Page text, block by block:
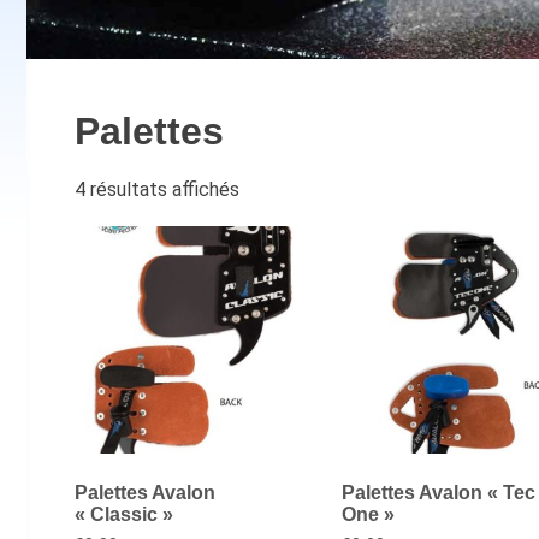
Palettes
4 résultats affichés
Palettes Avalon
« Classic »
Palettes Avalon « Tec
One »